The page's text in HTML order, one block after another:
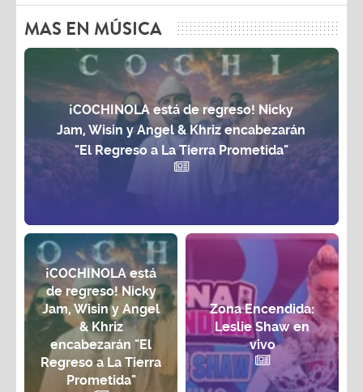
MAS EN MÚSICA
¡COCHINOLA está de regreso! Nicky
Jam, Wisin y Angel & Khriz encabezarán
"El Regreso a La Tierra Prometida"
¡COCHINOLA está
de regreso! Nicky
Jam, Wisin y Angel
& Khriz
encabezarán "El
Regreso a La Tierra
Prometida"
Zona Encendida:
Leslie Shaw en
vivo